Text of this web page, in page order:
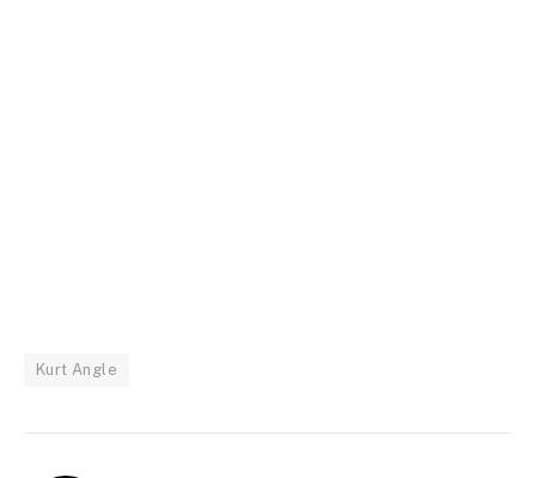
Kurt Angle